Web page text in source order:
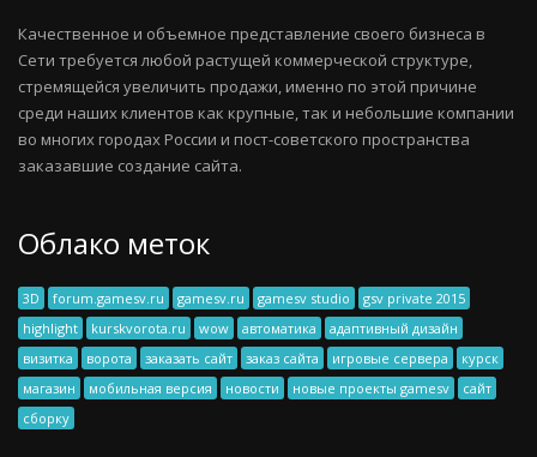
Качественное и объемное представление своего бизнеса в
Сети требуется любой растущей коммерческой структуре,
стремящейся увеличить продажи, именно по этой причине
среди наших клиентов как крупные, так и небольшие компании
во многих городах России и пост-советского пространства
заказавшие создание сайта.
Облако меток
3D forum.gamesv.ru gamesv.ru gamesv studio
gsv private 2015
highlight
kurskvorota.ru wow автоматика
адаптивный дизайн
визитка
ворота заказать сайт заказ сайта игровые сервера
курск
магазин
мобильная версия новости новые проекты gamesv
сайт
сборку